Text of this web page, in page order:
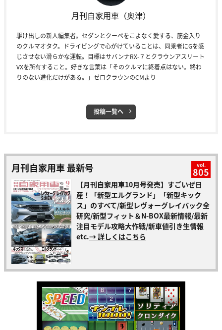
月刊自家用車（奥津）
駆け出しの新人編集者。セダンとクーペをこよなく愛する、筋金入り
のクルマオタク。ドライビングで心がけていることは、同乗者にGを感
じさせない滑らかな運転。目標はサバンナRX-７とクラウンアスリート
VXを所有すること。好きな言葉は「そのクルマに終着点はない。終わ
りのない進化だけがある。」ゼロクラウンのCMより
投稿一覧へ
月刊自家用車 最新号 vol.
805
【月刊自家用車10月号発売】すごいぜ日
産！「新型エルグランド」「新型キック
ス」のすべて/新型レヴォーグレイバック全
研究/新型フィット＆N-BOX最新情報/最新
注目モデル攻略大作戦/新車値引き生情報
etc.→ 詳しくはこちら